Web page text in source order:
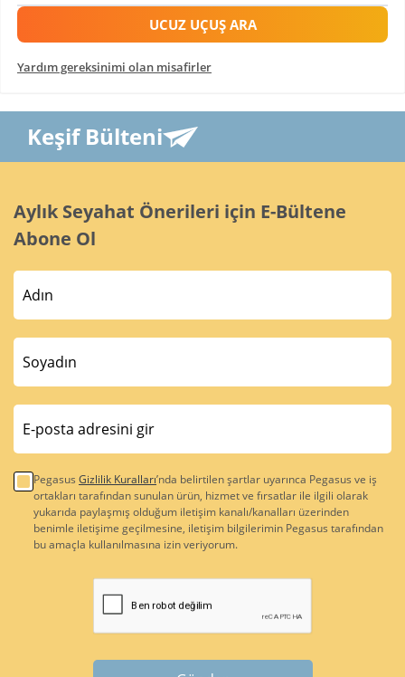
UCUZ UÇUŞ ARA
Yardım gereksinimi olan misafirler
Keşif Bülteni
Aylık Seyahat Önerileri için E-Bültene
Abone Ol
Pegasus Gizlilik Kuralları’nda belirtilen şartlar uyarınca Pegasus ve iş
ortakları tarafından sunulan ürün, hizmet ve fırsatlar ile ilgili olarak
yukarıda paylaşmış olduğum iletişim kanalı/kanalları üzerinden
benimle iletişime geçilmesine, iletişim bilgilerimin Pegasus tarafından
bu amaçla kullanılmasına izin veriyorum.